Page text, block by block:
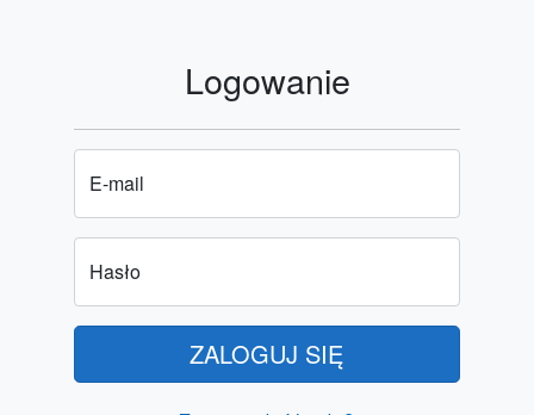
Logowanie
E-mail
Hasło
ZALOGUJ SIĘ